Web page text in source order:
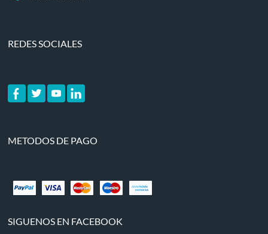
REDES SOCIALES
METODOS DE PAGO
SIGUENOS EN FACEBOOK